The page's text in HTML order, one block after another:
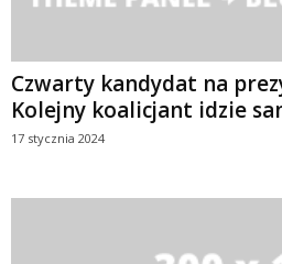
Czwarty kandydat na
Kolejny koalicjant idzie
17 stycznia 2024